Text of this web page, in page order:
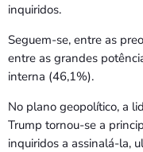
inquiridos.
Seguem-se, entre as
entre as grandes
interna (46,1%).
No plano geopolítico, a
Trump tornou-se a
inquiridos a assinalá-la,